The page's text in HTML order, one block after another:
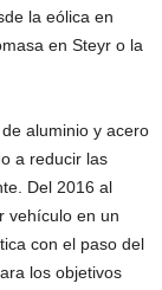
la eólica en
en Steyr o la
aluminio y acero
a reducir las
Del 2016 al
vehículo en un
con el paso del
los objetivos